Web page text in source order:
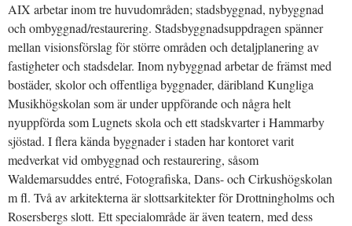
AIX arbetar inom tre huvudområden; stadsbyggnad, nybyggnad
och ombyggnad/restaurering. Stadsbyggnadsuppdragen spänner
mellan visionsförslag för större områden och detaljplanering av
fastigheter och stadsdelar. Inom nybyggnad arbetar de främst med
bostäder, skolor och offentliga byggnader, däribland Kungliga
Musikhögskolan som är under uppförande och några helt
nyuppförda som Lugnets skola och ett stadskvarter i Hammarby
sjöstad. I flera kända byggnader i staden har kontoret varit
medverkat vid ombyggnad och restaurering, såsom
Waldemarsuddes entré, Fotografiska, Dans- och Cirkushögskolan
m fl. Två av arkitekterna är slottsarkitekter för Drottningholms och
Rosersbergs slott. Ett specialområde är även teatern, med dess